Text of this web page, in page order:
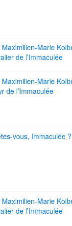
Maximilien-Marie
de l’Immaculée
Maximilien-Marie
de l’Immaculée
vous, Immaculée ?
Maximilien-Marie
de l’Immaculée